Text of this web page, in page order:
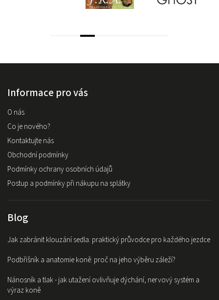
Informace pro vás
O nás
Co je nového?
Kontaktujte nás
Obchodní podmínky
Podmínky ochrany osobních údajů
Postup a podmínky při nákupu na splátky
Blog
Jak zabránit klouzání sedla: praktický průvodce pro každého jezdce
Podbřišník a anatomie koně: proč na jeho výběru záleží?
Nánosník a tlak - jak utažení ovlivňuje dýchání, nervový systém a
výraz koně